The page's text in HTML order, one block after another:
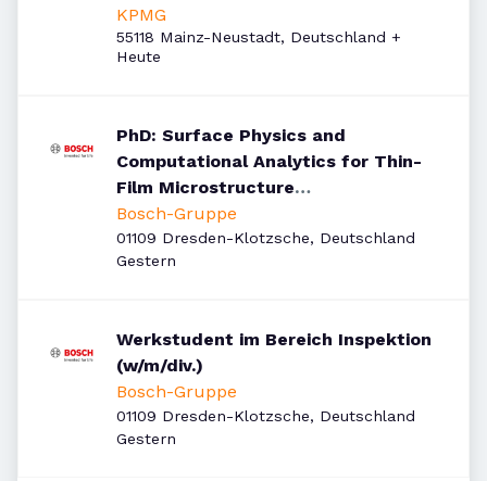
KPMG
55118 Mainz-Neustadt, Deutschland +
Veröffentlicht
Heute
PhD: Surface Physics and
Computational Analytics for Thin-
Film Microstructure
Characterization
Bosch-Gruppe
01109 Dresden-Klotzsche, Deutschland
Veröffentlicht
Gestern
Werkstudent im Bereich Inspektion
(w/m/div.)
Bosch-Gruppe
01109 Dresden-Klotzsche, Deutschland
Veröffentlicht
Gestern